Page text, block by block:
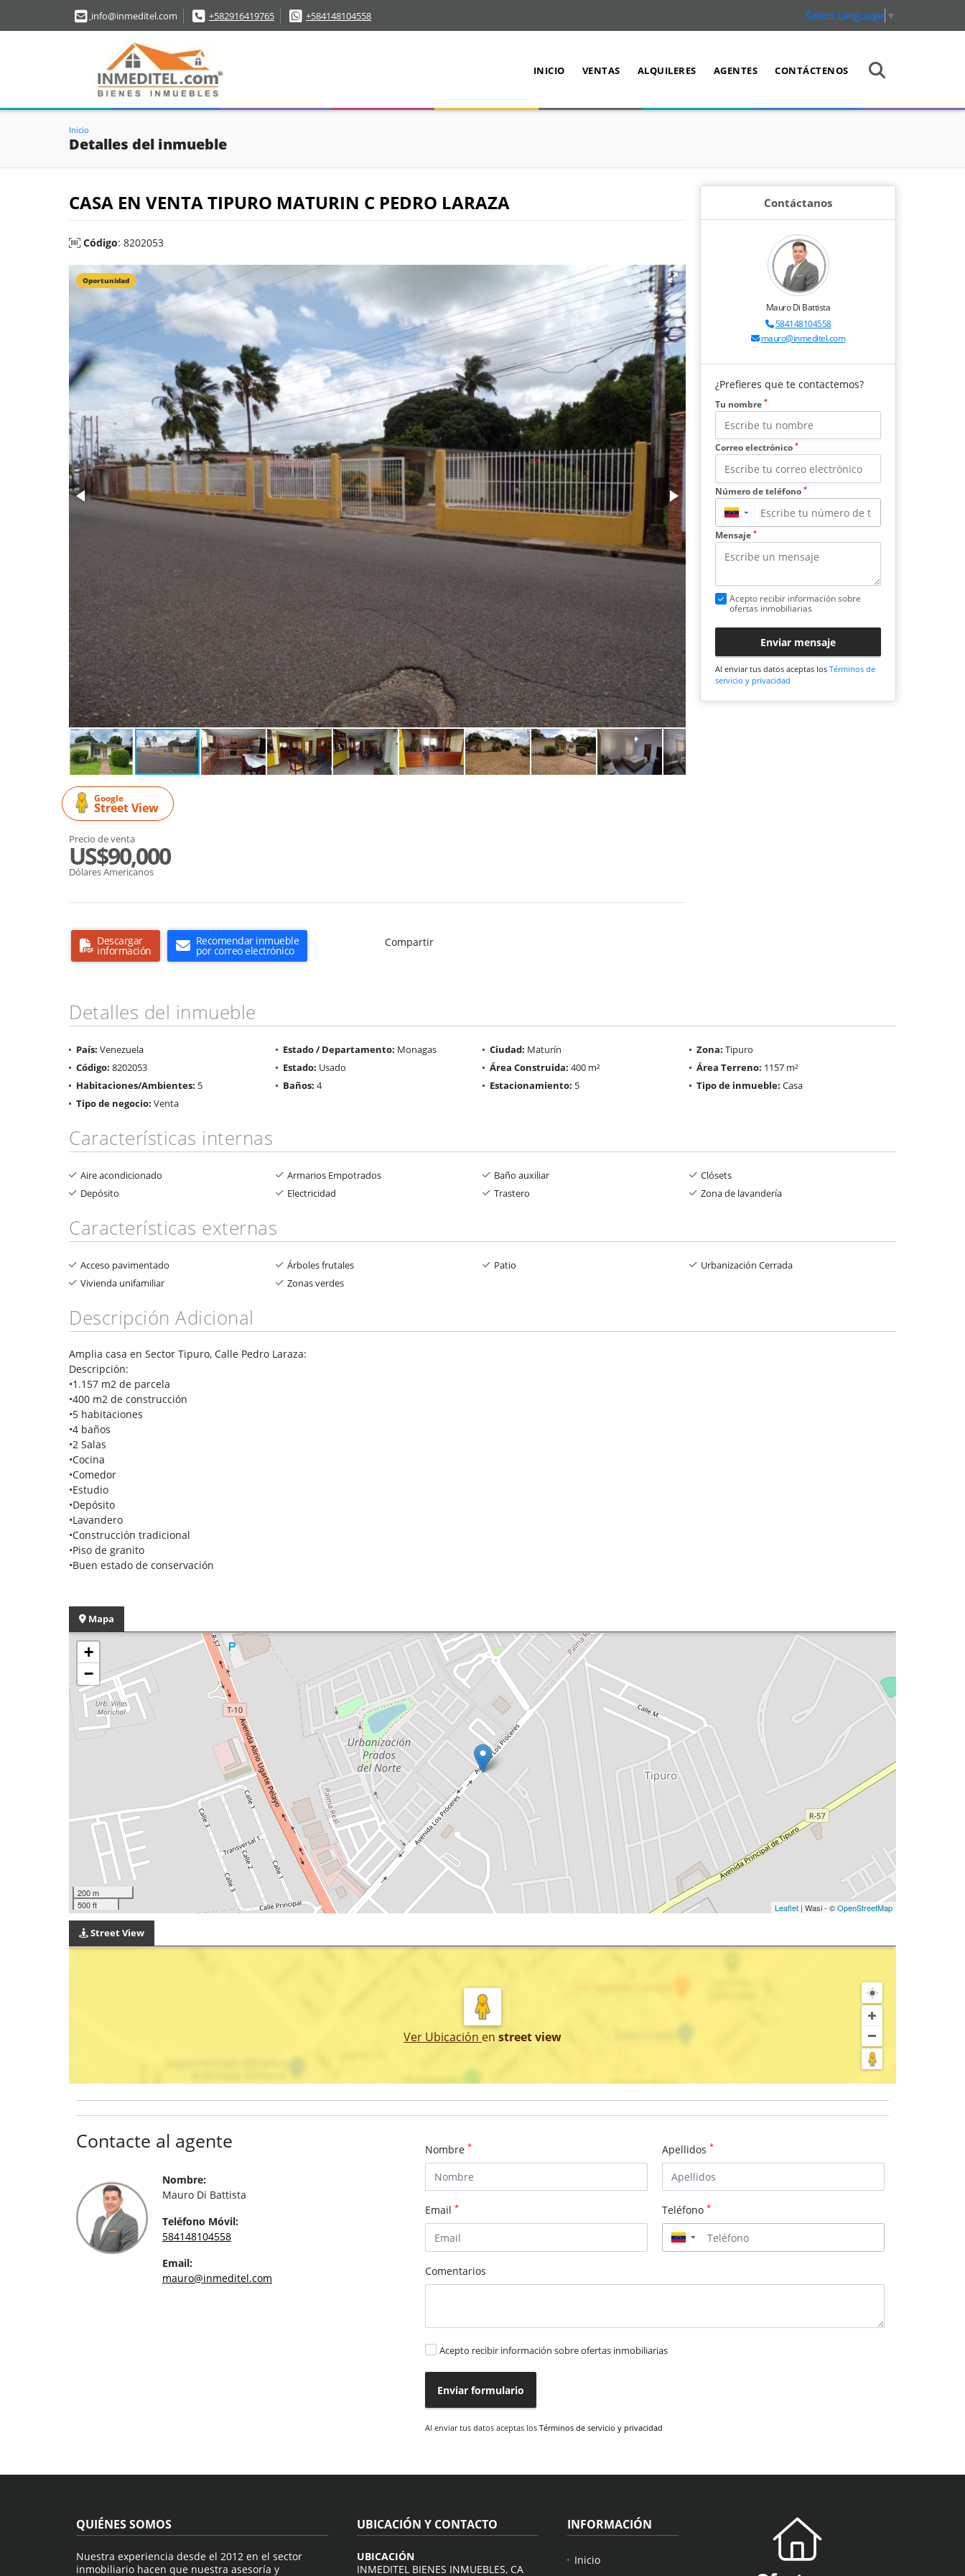
info@inmeditel.com +582916419765 +584148104558 Select Language ▼
INICIO VENTAS ALQUILERES AGENTES CONTÁCTENOS
Inicio
Detalles del inmueble
CASA EN VENTA TIPURO MATURIN C PEDRO LARAZA
Código: 8202053
Oportunidad
Google
Street View
Precio de venta
US$90,000
Dólares Americanos
Descargar
información
Recomendar inmueble
por correo electrónico
Compartir
Contáctanos
Mauro Di Battista
584148104558
mauro@inmeditel.com
¿Prefieres que te contactemos?
Tu nombre *
Correo electrónico *
Número de teléfono *
▼
Mensaje *
Acepto recibir información sobre
ofertas inmobiliarias
Enviar mensaje
Al enviar tus datos aceptas los Términos de
servicio y privacidad
Detalles del inmueble
País: Venezuela Estado / Departamento: Monagas Ciudad: Maturín Zona: Tipuro
Código: 8202053 Estado: Usado Área Construida: 400 m² Área Terreno: 1157 m²
Habitaciones/Ambientes: 5 Baños: 4 Estacionamiento: 5 Tipo de inmueble: Casa
Tipo de negocio: Venta
Características internas
Aire acondicionado Armarios Empotrados Baño auxiliar
Clósets
Depósito
Electricidad Trastero Zona de lavandería
Características externas
Acceso pavimentado Árboles frutales Patio
Urbanización Cerrada
Vivienda unifamiliar
Zonas verdes
Descripción Adicional
Amplia casa en Sector Tipuro, Calle Pedro Laraza:
Descripción:
•1.157 m2 de parcela
•400 m2 de construcción
•5 habitaciones
•4 baños
•2 Salas
•Cocina
•Comedor
•Estudio
•Depósito
•Lavandero
•Construcción tradicional
•Piso de granito
•Buen estado de conservación
Mapa
+
−
200 m
500 ft
Leaflet | Wasi - ©OpenStreetMap
Street View
Ver Ubicación en street view
Contacte al agente
Nombre:
Mauro Di Battista
Teléfono Móvil:
584148104558
Email:
mauro@inmeditel.com
Nombre * Apellidos *
Email * Teléfono *
▼
Comentarios
Acepto recibir información sobre ofertas inmobiliarias
Enviar formulario
Al enviar tus datos aceptas los Términos de servicio y privacidad
QUIÉNES SOMOS
Nuestra experiencia desde el 2012 en el sector
inmobiliario hacen que nuestra asesoría y
UBICACIÓN Y CONTACTO
UBICACIÓN
INMEDITEL BIENES INMUEBLES, CA
INFORMACIÓN
Inicio